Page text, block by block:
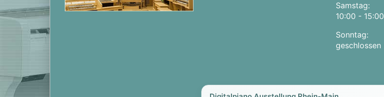
Samstag:
10:00 - 15:00
Sonntag:
geschlossen